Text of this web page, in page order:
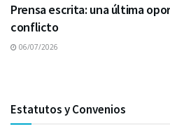
Prensa escrita: una última
conflicto
06/07/2026
Estatutos y Convenios